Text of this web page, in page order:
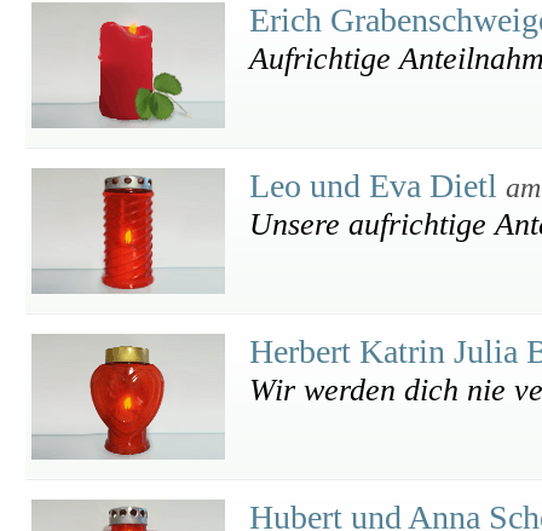
Erich
Aufrichtige
Leo und Eva Dietl
Unsere aufrichtige
Herbert Katrin Julia
Wir werden dich nie
Hubert und Anna